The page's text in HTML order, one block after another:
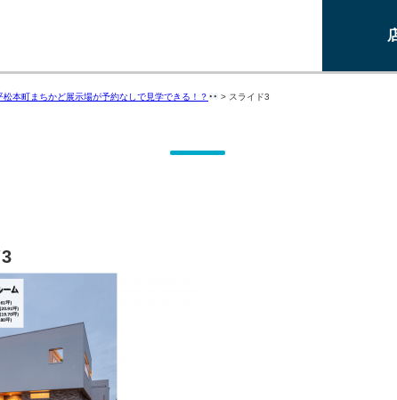
松本町まちかど展示場が予約なしで見学できる！？ > スライド3